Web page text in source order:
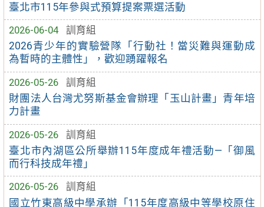
臺北市115年參與式預算提案票選活動
2026-06-04
訓育組
2026青少年的實驗營隊「行動社！當災難與運動成
為暫時的主體性」，歡迎踴躍報名
2026-05-26
訓育組
財團法人台灣尤努斯基金會辦理「玉山計畫」青年培
力計畫
2026-05-26
訓育組
臺北市內湖區公所舉辦115年度成年禮活動—「御風
而行科技成年禮」
2026-05-26
訓育組
國立竹東高級中學承辦「115年度高級中等學校原住